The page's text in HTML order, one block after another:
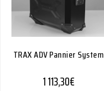
TRAX ADV Pannier System
1 113,30€